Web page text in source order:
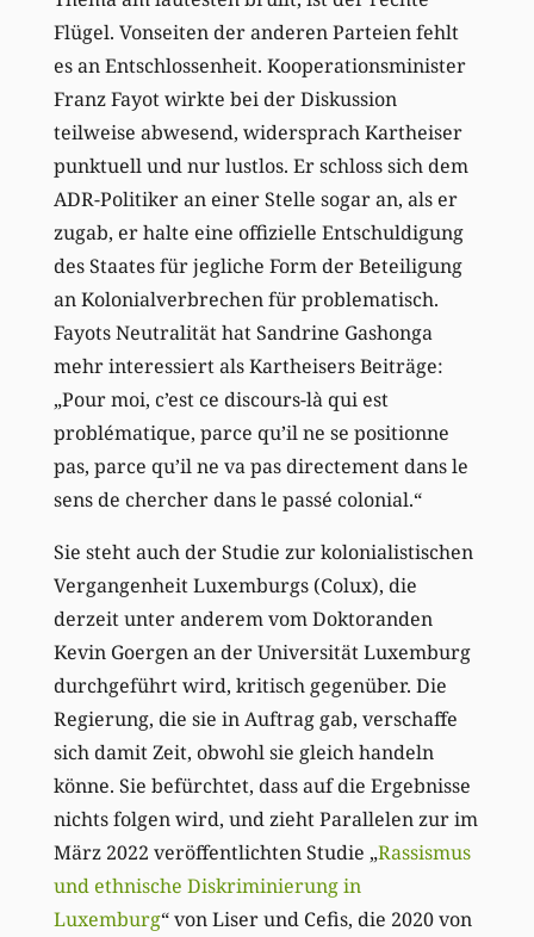
Flügel. Vonseiten der anderen Parteien fehlt
es an Entschlossenheit. Kooperationsminister
Franz Fayot wirkte bei der Diskussion
teilweise abwesend, widersprach Kartheiser
punktuell und nur lustlos. Er schloss sich dem
ADR-Politiker an einer Stelle sogar an, als er
zugab, er halte eine offizielle Entschuldigung
des Staates für jegliche Form der Beteiligung
an Kolonialverbrechen für problematisch.
Fayots Neutralität hat Sandrine Gashonga
mehr interessiert als Kartheisers Beiträge:
„Pour moi, c’est ce discours-là qui est
problématique, parce qu’il ne se positionne
pas, parce qu’il ne va pas directement dans le
sens de chercher dans le passé colonial.“
Sie steht auch der Studie zur kolonialistischen
Vergangenheit Luxemburgs (Colux), die
derzeit unter anderem vom Doktoranden
Kevin Goergen an der Universität Luxemburg
durchgeführt wird, kritisch gegenüber. Die
Regierung, die sie in Auftrag gab, verschaffe
sich damit Zeit, obwohl sie gleich handeln
könne. Sie befürchtet, dass auf die Ergebnisse
nichts folgen wird, und zieht Parallelen zur im
März 2022 veröffentlichten Studie „Rassismus
und ethnische Diskriminierung in
Luxemburg“ von Liser und Cefis, die 2020 von